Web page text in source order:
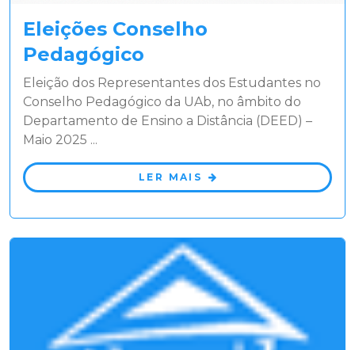
Eleições Conselho
Pedagógico
Eleição dos Representantes dos Estudantes no
Conselho Pedagógico da UAb, no âmbito do
Departamento de Ensino a Distância (DEED) –
Maio 2025 ...
LER MAIS